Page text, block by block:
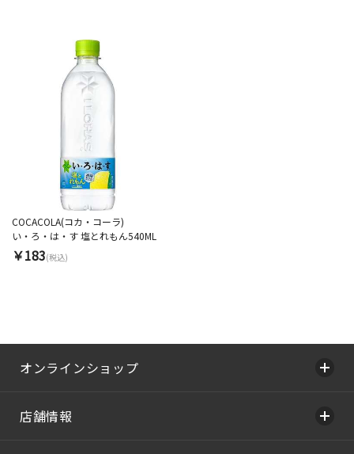
COCACOLA(コカ・コーラ)
い・ろ・は・す 塩とれもん540ML
￥183(税込)
オンラインショップ
店舗情報